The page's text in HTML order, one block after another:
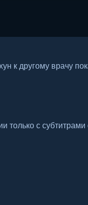
к другому врачу
только с